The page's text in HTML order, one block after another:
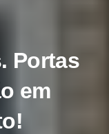
. Portas
em